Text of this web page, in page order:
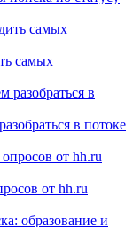
самых
в потоке
от hh.ru